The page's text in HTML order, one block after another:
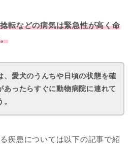
転などの病気は緊急性が高く命
、愛犬のうんちや日頃の状態を確
あったらすぐに動物病院に連れて
疾患については以下の記事で紹